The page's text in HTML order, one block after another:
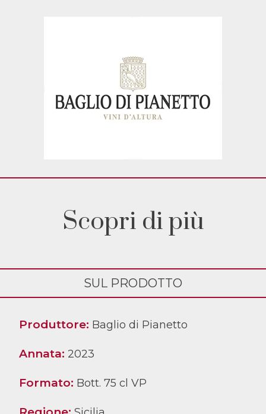
Scopri di più
SUL PRODOTTO
Produttore: Baglio di Pianetto
Annata: 2023
Formato: Bott. 75 cl VP